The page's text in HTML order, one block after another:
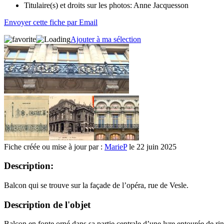
Titulaire(s) et droits sur les photos: Anne Jacquesson
Envoyer cette fiche par Email
Ajouter à ma sélection
Fiche créée ou mise à jour par : MariePle 22 juin 2025
Description:
Balcon qui se trouve sur la façade de l’opéra, rue de Vesle.
Description de l'objet